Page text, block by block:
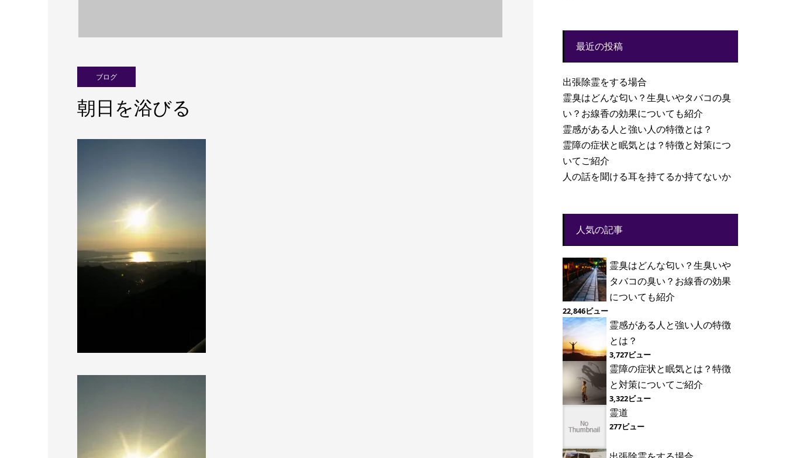
ブログ
朝日を浴びる
最近の投稿
出張除霊をする場合
霊臭はどんな匂い？生臭いやタバコの臭
い？お線香の効果についても紹介
霊感がある人と強い人の特徴とは？
霊障の症状と眠気とは？特徴と対策につ
いてご紹介
人の話を聞ける耳を持てるか持てないか
人気の記事
霊臭はどんな匂い？生臭いや
タバコの臭い？お線香の効果
についても紹介
22,846ビュー
霊感がある人と強い人の特徴
とは？
3,727ビュー
霊障の症状と眠気とは？特徴
と対策についてご紹介
3,322ビュー
霊道
277ビュー